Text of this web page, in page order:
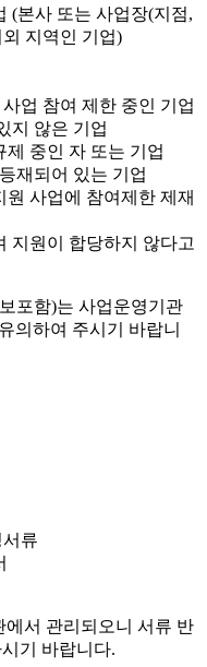
(본사 또는 사업장(지점,
지역인 기업)
업 참여 제한 중인 기업
지 않은 기업
제 중인 자 또는 기업
재되어 있는 기업
원 사업에 참여제한 제재
지원이 합당하지 않다고
포함)는 사업운영기관
의하여 주시기 바랍니
류
서 관리되오니 서류 반
기 바랍니다.